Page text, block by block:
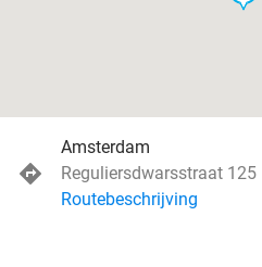
Amsterdam
Reguliersdwarsstraat 125
Routebeschrijving